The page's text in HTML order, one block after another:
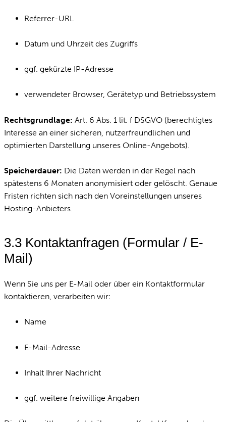
Referrer-URL
Datum und Uhrzeit des Zugriffs
ggf. gekürzte IP-Adresse
verwendeter Browser, Gerätetyp und Betriebssystem
Rechtsgrundlage: Art. 6 Abs. 1 lit. f DSGVO (berechtigtes
Interesse an einer sicheren, nutzerfreundlichen und
optimierten Darstellung unseres Online-Angebots).
Speicherdauer: Die Daten werden in der Regel nach
spätestens 6 Monaten anonymisiert oder gelöscht. Genaue
Fristen richten sich nach den Voreinstellungen unseres
Hosting-Anbieters.
3.3 Kontaktanfragen (Formular / E-
Mail)
Wenn Sie uns per E-Mail oder über ein Kontaktformular
kontaktieren, verarbeiten wir:
Name
E-Mail-Adresse
Inhalt Ihrer Nachricht
ggf. weitere freiwillige Angaben